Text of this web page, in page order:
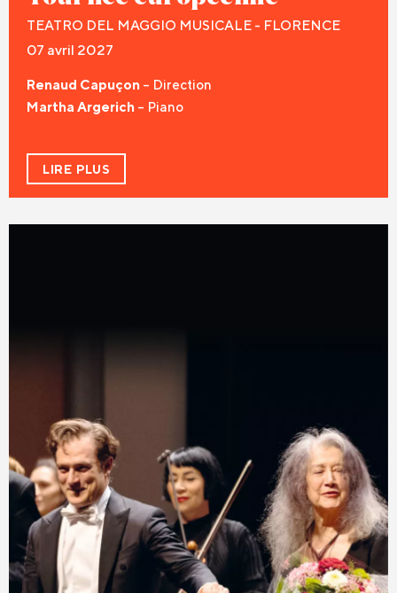
TEATRO DEL MAGGIO MUSICALE - FLORENCE
07 avril 2027
Renaud Capuçon – Direction
Martha Argerich – Piano
LIRE PLUS